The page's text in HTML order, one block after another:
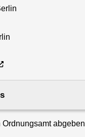
Ordnungsamt abgeben